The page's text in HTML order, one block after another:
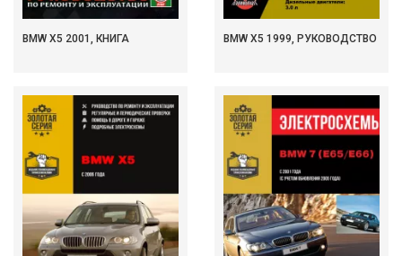
BMW X5 2001, КНИГА BMW X5 1999, РУКОВОДСТВО